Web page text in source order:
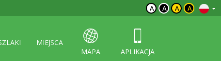
A A A A
MIEJSCA
MAPA
APLIKACJA